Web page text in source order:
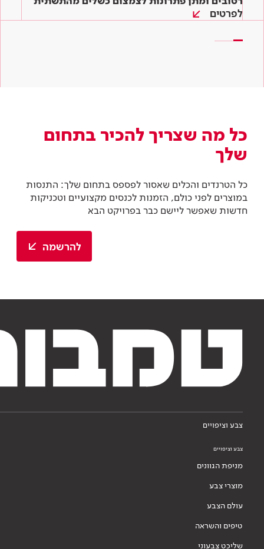
ועד הגמר
לפרטים
קראו עוד
בבית שלכם
קראו עוד
כל מה שצריך להכיר בתחום
שלך
כל הטרנדים והכלים שאסור לפספס בתחום שלך: התנסות
במוצרים לפני כולם, הזמנות לכנסים מקצועיים וטכניקות
חדשות שאפשר ליישם כבר בפרויקט הבא
להרשמה
צבע וציפויים
צבע וציפויים
מניפת הגוונים
מוצרי צבע
עולם הצבע
טיפים והשראה
שליכט צבעוני